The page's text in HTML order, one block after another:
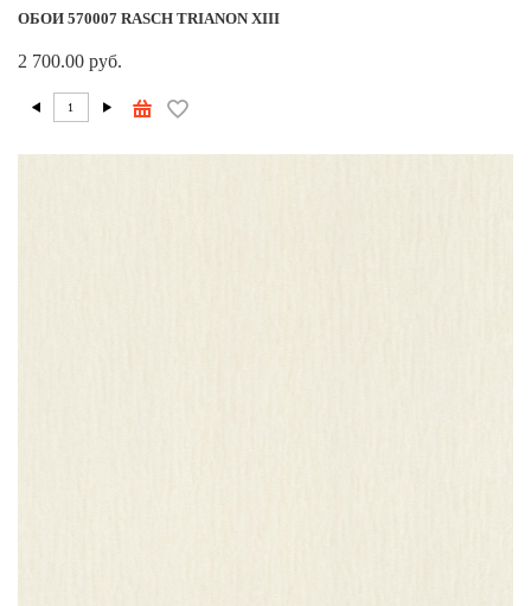
ОБОИ 570007 RASCH TRIANON XIII
2 700.00 руб.